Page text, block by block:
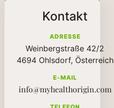
Kontakt
ADRESSE
Weinbergstraße 42/2
4694 Ohlsdorf, Österreich
E-MAIL
info@myhealthorigin.com